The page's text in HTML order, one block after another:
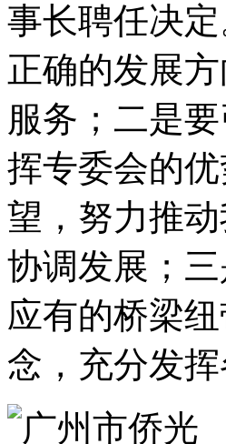
事长聘任决
正确的发展
服务；二是
挥专委会的
望，努力推
协调发展；
应有的桥梁
念，充分发